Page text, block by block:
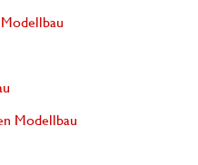
Modellbau